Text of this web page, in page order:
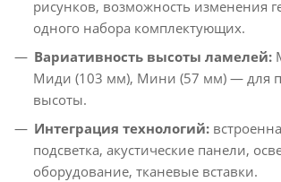
рисунков, возможность изменения
одного набора комплектующих.
Вариативность высоты ламелей:
Миди (103 мм), Мини (57 мм) — для
высоты.
Интеграция технологий:
подсветка, акустические панели,
оборудование, тканевые вставки.